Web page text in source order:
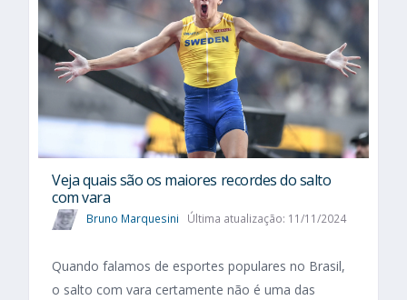
Veja quais são os maiores recordes do salto
com vara
Bruno Marquesini Última atualização: 11/11/2024
Quando falamos de esportes populares no Brasil,
o salto com vara certamente não é uma das